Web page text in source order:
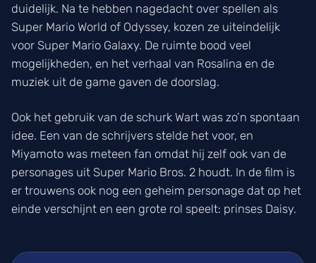
duidelijk. Na te hebben nagedacht over spellen als
Super Mario World of Odyssey, kozen ze uiteindelijk
voor Super Mario Galaxy. De ruimte bood veel
mogelijkheden, en het verhaal van Rosalina en de
muziek uit de game gaven de doorslag.
Ook het gebruik van de schurk Wart was zo’n spontaan
idee. Een van de schrijvers stelde het voor, en
Miyamoto was meteen fan omdat hij zelf ook van de
personages uit Super Mario Bros. 2 houdt. In de film is
er trouwens ook nog een geheim personage dat op het
einde verschijnt en een grote rol speelt: prinses Daisy.